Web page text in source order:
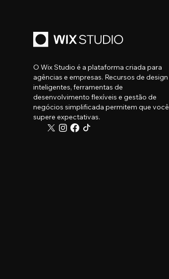
O Wix Studio é a plataforma criada para
agências e empresas. Recursos de design
inteligentes, ferramentas de
desenvolvimento flexíveis e gestão de
negócios simplificada permitem que você
supere expectativas.